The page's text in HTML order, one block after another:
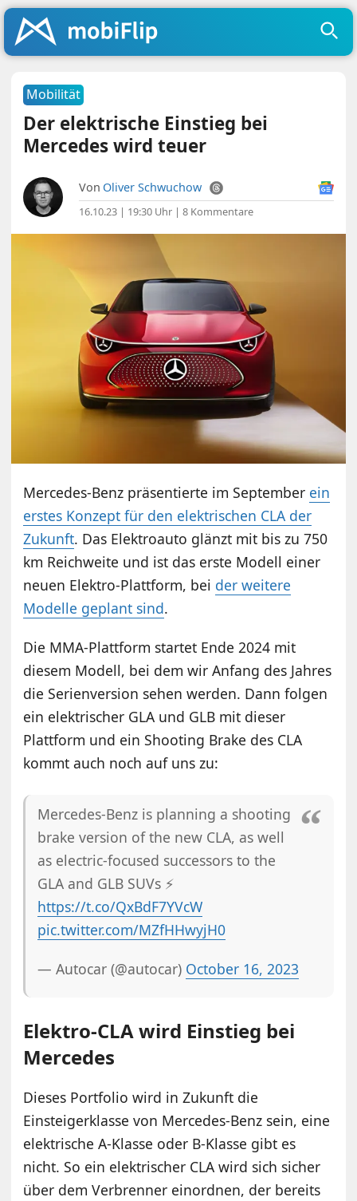
Mobilität
Der elektrische Einstieg bei
Mercedes wird teuer
Von Oliver Schwuchow
16.10.23 | 19:30 Uhr |8 Kommentare
Mercedes-Benz präsentierte im September ein
erstes Konzept für den elektrischen CLA der
Zukunft. Das Elektroauto glänzt mit bis zu 750
km Reichweite und ist das erste Modell einer
neuen Elektro-Plattform, bei der weitere
Modelle geplant sind.
Die MMA-Plattform startet Ende 2024 mit
diesem Modell, bei dem wir Anfang des Jahres
die Serienversion sehen werden. Dann folgen
ein elektrischer GLA und GLB mit dieser
Plattform und ein Shooting Brake des CLA
kommt auch noch auf uns zu:
Mercedes-Benz is planning a shooting
brake version of the new CLA, as well
as electric-focused successors to the
GLA and GLB SUVs ⚡
https://t.co/QxBdF7YVcW
pic.twitter.com/MZfHHwyjH0
— Autocar (@autocar) October 16, 2023
Elektro-CLA wird Einstieg bei
Mercedes
Dieses Portfolio wird in Zukunft die
Einsteigerklasse von Mercedes-Benz sein, eine
elektrische A-Klasse oder B-Klasse gibt es
nicht. So ein elektrischer CLA wird sich sicher
über dem Verbrenner einordnen, der bereits